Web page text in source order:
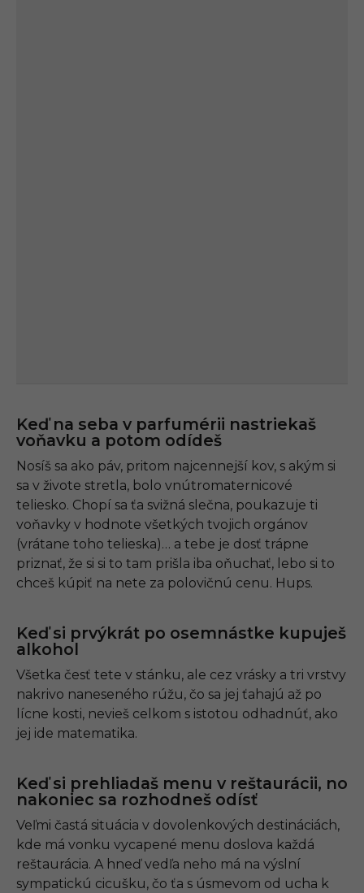
Keď na seba v parfumérii nastriekaš
voňavku a potom odídeš
Nosíš sa ako páv, pritom najcennejší kov, s akým si
sa v živote stretla, bolo vnútromaternicové
teliesko. Chopí sa ťa svižná slečna, poukazuje ti
voňavky v hodnote všetkých tvojich orgánov
(vrátane toho telieska)… a tebe je dosť trápne
priznať, že si si to tam prišla iba oňuchať, lebo si to
chceš kúpiť na nete za polovičnú cenu. Hups.
Keď si prvýkrát po osemnástke kupuješ
alkohol
Všetka česť tete v stánku, ale cez vrásky a tri vrstvy
nakrivo naneseného rúžu, čo sa jej ťahajú až po
lícne kosti, nevieš celkom s istotou odhadnúť, ako
jej ide matematika.
Keď si prehliadaš menu v reštaurácii, no
nakoniec sa rozhodneš odísť
Veľmi častá situácia v dovolenkových destináciách,
kde má vonku vycapené menu doslova každá
reštaurácia. A hneď vedľa neho má na výslní
sympatickú cicušku, čo ťa s úsmevom od ucha k